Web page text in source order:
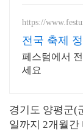
https://
전국 축제
페스텀에서
세요
경기도 양평군(
일까지 2개월간